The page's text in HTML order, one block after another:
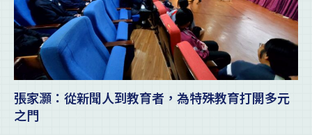
張家灝：從新聞人到教育者，為特殊教育打開多元
之門